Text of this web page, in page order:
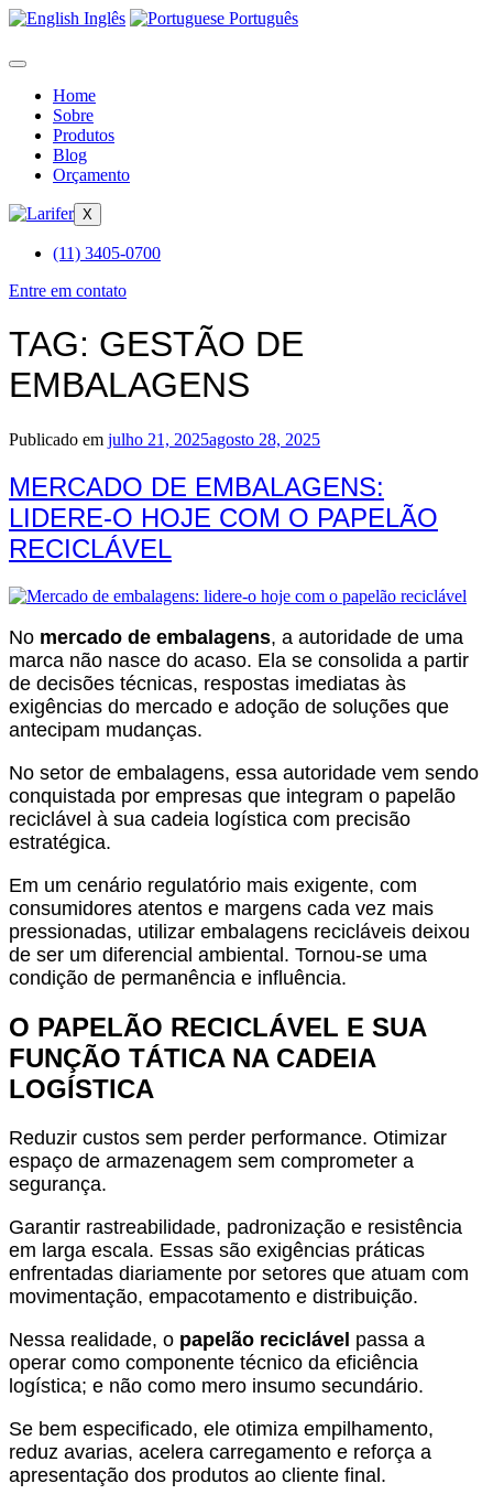
Inglês Português
Home
Sobre
Produtos
Blog
Orçamento
X
(11) 3405-0700
Entre em contato
TAG: GESTÃO DE
EMBALAGENS
Publicado em julho 21, 2025agosto 28, 2025
MERCADO DE EMBALAGENS:
LIDERE-O HOJE COM O PAPELÃO
RECICLÁVEL
No mercado de embalagens, a autoridade de uma
marca não nasce do acaso. Ela se consolida a partir
de decisões técnicas, respostas imediatas às
exigências do mercado e adoção de soluções que
antecipam mudanças.
No setor de embalagens, essa autoridade vem sendo
conquistada por empresas que integram o papelão
reciclável à sua cadeia logística com precisão
estratégica.
Em um cenário regulatório mais exigente, com
consumidores atentos e margens cada vez mais
pressionadas, utilizar embalagens recicláveis deixou
de ser um diferencial ambiental. Tornou-se uma
condição de permanência e influência.
O PAPELÃO RECICLÁVEL E SUA
FUNÇÃO TÁTICA NA CADEIA
LOGÍSTICA
Reduzir custos sem perder performance. Otimizar
espaço de armazenagem sem comprometer a
segurança.
Garantir rastreabilidade, padronização e resistência
em larga escala. Essas são exigências práticas
enfrentadas diariamente por setores que atuam com
movimentação, empacotamento e distribuição.
Nessa realidade, o papelão reciclável passa a
operar como componente técnico da eficiência
logística; e não como mero insumo secundário.
Se bem especificado, ele otimiza empilhamento,
reduz avarias, acelera carregamento e reforça a
apresentação dos produtos ao cliente final.